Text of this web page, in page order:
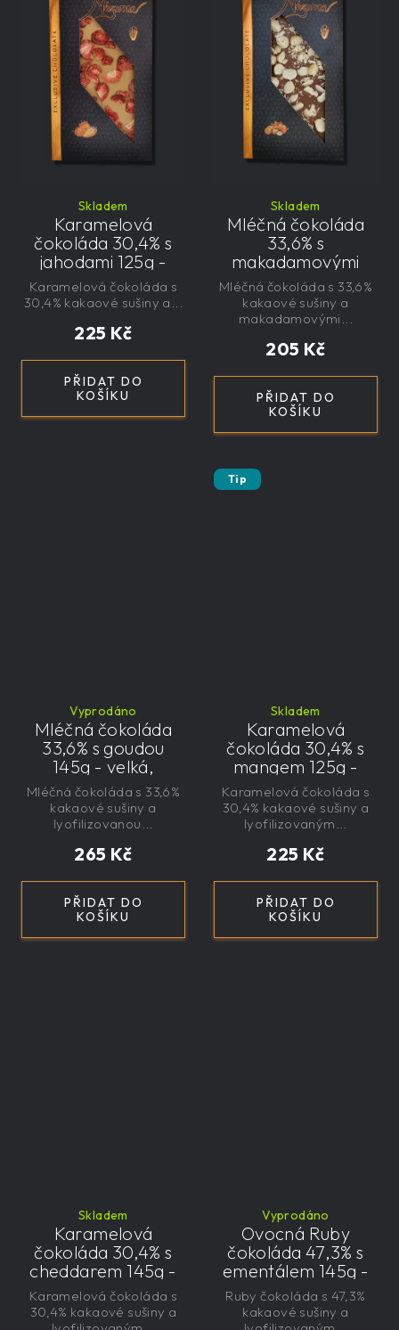
Skladem
Karamelová
čokoláda 30,4% s
jahodami 125g -
velká, řemeslná,
exkluzivní, dárková
225 Kč
PŘIDAT DO
KOŠÍKU
Karamelová čokoláda s
30,4% kakaové sušiny a...
Skladem
Mléčná čokoláda
33,6% s
makadamovými
ořechy 145g - velká,
řemeslná,
exkluzivní, dárková
205 Kč
PŘIDAT DO
KOŠÍKU
Mléčná čokoláda s 33,6%
kakaové sušiny a
makadamovými...
Vyprodáno
Mléčná čokoláda
33,6% s goudou
145g - velká,
řemeslná,
exkluzivní, dárková
265 Kč
PŘIDAT DO
KOŠÍKU
Mléčná čokoláda s 33,6%
kakaové sušiny a
lyofilizovanou...
Tip
Skladem
Karamelová
čokoláda 30,4% s
mangem 125g -
velká, řemeslná,
exkluzivní, dárková
225 Kč
PŘIDAT DO
KOŠÍKU
Karamelová čokoláda s
30,4% kakaové sušiny a
lyofilizovaným...
Skladem
Karamelová
čokoláda 30,4% s
cheddarem 145g -
velká, řemeslná,
exkluzivní, dárková
Karamelová čokoláda s
30,4% kakaové sušiny a
Vyprodáno
Ovocná Ruby
čokoláda 47,3% s
ementálem 145g -
velká, řemeslná,
exkluzivní, dárková
Ruby čokoláda s 47,3%
kakaové sušiny a